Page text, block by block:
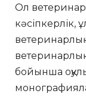
Ол
кәсіпкерлік,
бойынша